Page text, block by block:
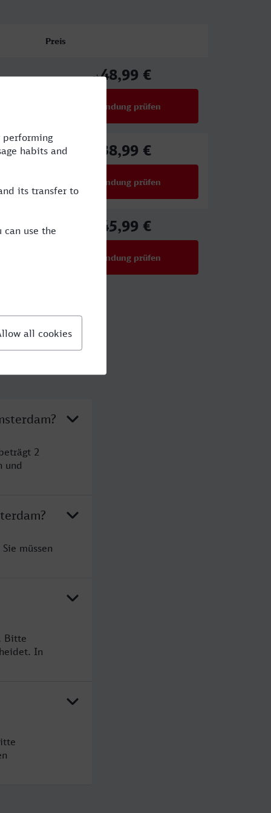
Preis
ab48,99 €
Verbindung prüfen
38,99 €
Verbindung prüfen
45,99 €
Verbindung prüfen
2
und
müssen
Bitte
In